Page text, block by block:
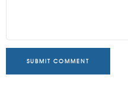
SUBMIT COMMENT